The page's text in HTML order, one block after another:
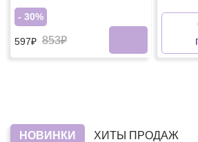
- 30%
597₽ 853₽
НОВИНКИ ХИТЫ ПРОДАЖ